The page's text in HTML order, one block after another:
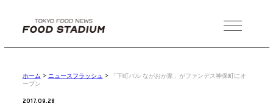
MENU
ホーム > ニュースフラッシュ >
「下町バル ながおか家」がファンデス神保町にオ
ープン
2017.09.28